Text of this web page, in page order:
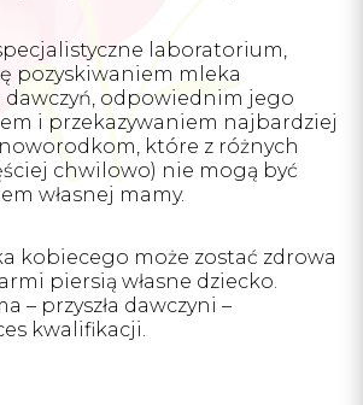
laboratorium,
pozyskiwaniem mleka
odpowiednim jego
i przekazywaniem najbardziej
które z różnych
chwilowo) nie mogą być
własnej mamy.
kobiecego może zostać zdrowa
piersią własne dziecko.
– przyszła dawczyni –
kwalifikacji.